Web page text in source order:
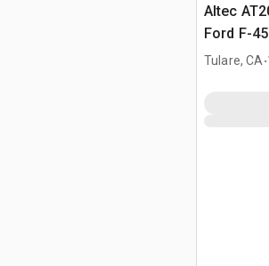
Altec
Ford F-
Nacelle
Tulare, CA.